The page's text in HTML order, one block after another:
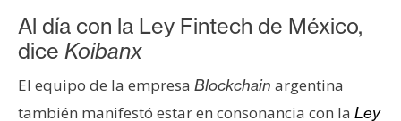
Al día con la Ley Fintech de México,
dice Koibanx
El equipo de la empresa Blockchain argentina
también manifestó estar en consonancia con la Ley